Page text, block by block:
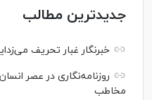
جدیدترین مطالب
خبرنگار غبار تحریف
روزنامه‌نگاری در عصر
مخاطب